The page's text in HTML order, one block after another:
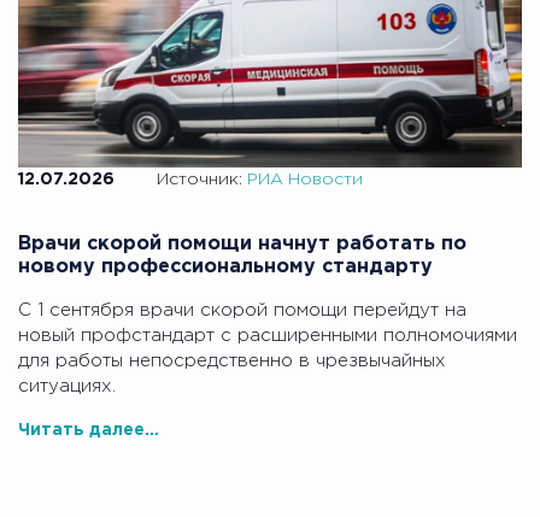
12.07.2026 Источник: РИА Новости
Врачи скорой помощи начнут работать по
новому профессиональному стандарту
С 1 сентября врачи скорой помощи перейдут на
новый профстандарт с расширенными полномочиями
для работы непосредственно в чрезвычайных
ситуациях.
Читать далее...